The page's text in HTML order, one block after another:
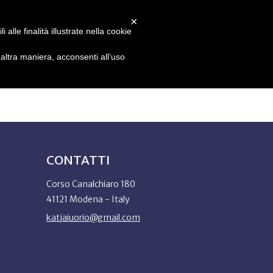
CONTATTI
Corso Canalchiaro 180
41121 Modena - Italy
katjaiuorio@gmail.com
×
alle finalità illustrate nella cookie
maniera, acconsenti all’uso